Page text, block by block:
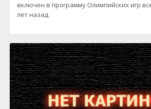
включен в программу Олимпийских игр
лет назад.